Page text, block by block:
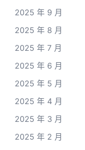
2025 年 9 月
2025 年 8 月
2025 年 7 月
2025 年 6 月
2025 年 5 月
2025 年 4 月
2025 年 3 月
2025 年 2 月